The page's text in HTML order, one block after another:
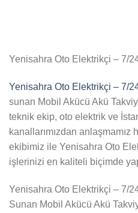
Yenisahra Oto Elektrikçi – 7/
Yenisahra Oto Elektrikçi – 7/
sunan Mobil Akücü Akü
teknik ekip, oto elektrik ve
kanallarımızdan
ekibimiz ile Yenisahra Oto
işlerinizi en kaliteli biçimde
Yenisahra Oto Elektrikçi – 7/
Sunan Mobil Akücü Akü